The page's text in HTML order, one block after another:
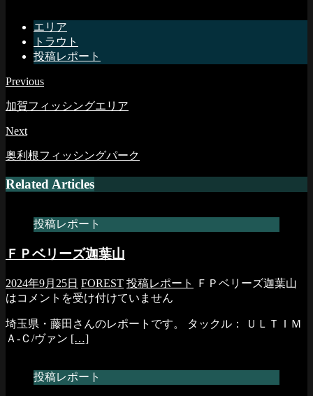
エリア
トラウト
投稿レポート
Previous
加賀フィッシングエリア
Next
奥利根フィッシングパーク
Related Articles
投稿レポート
ＦＰベリーズ迦葉山
2024年9月25日 FOREST 投稿レポート
ＦＰベリーズ迦葉山
はコメントを受け付けていません
埼玉県・藤田さんのレポートです。 タックル： ＵＬＴＩＭ
Ａ-Ｃ/ヴァン […]
投稿レポート